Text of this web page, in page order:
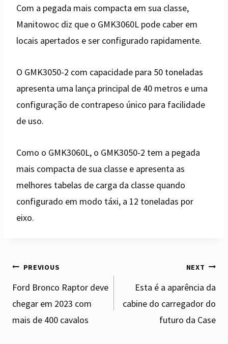
Com a pegada mais compacta em sua classe,
Manitowoc diz que o GMK3060L pode caber em
locais apertados e ser configurado rapidamente.
O GMK3050-2 com capacidade para 50 toneladas
apresenta uma lança principal de 40 metros e uma
configuração de contrapeso único para facilidade
de uso.
Como o GMK3060L, o GMK3050-2 tem a pegada
mais compacta de sua classe e apresenta as
melhores tabelas de carga da classe quando
configurado em modo táxi, a 12 toneladas por
eixo.
Post
navigation
PREVIOUS
Ford Bronco Raptor deve
chegar em 2023 com
mais de 400 cavalos
NEXT
Esta é a aparência da
cabine do carregador do
futuro da Case